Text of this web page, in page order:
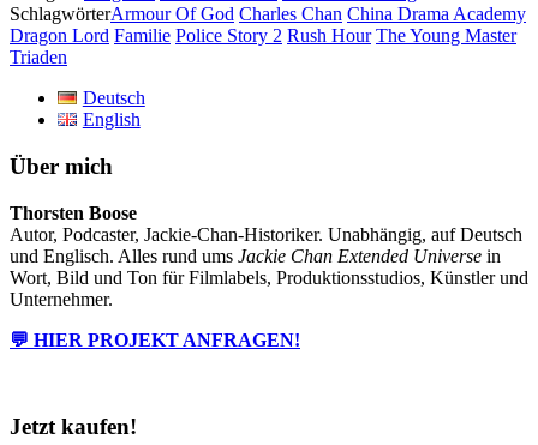
SchlagwörterArmour Of God Charles Chan China Drama Academy
Dragon Lord Familie Police Story 2 Rush Hour The Young Master
Triaden
Deutsch
English
Über mich
Thorsten Boose
Autor, Podcaster, Jackie-Chan-Historiker. Unabhängig, auf Deutsch
und Englisch. Alles rund ums Jackie Chan Extended Universe in
Wort, Bild und Ton für Filmlabels, Produktionsstudios, Künstler und
Unternehmer.
💬 HIER PROJEKT ANFRAGEN!
Jetzt kaufen!